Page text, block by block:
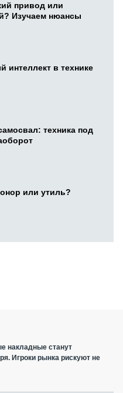
привод или
Изучаем нюансы
интеллект в технике
техника под
или утиль?
накладные станут
Игроки рынка рискуют не